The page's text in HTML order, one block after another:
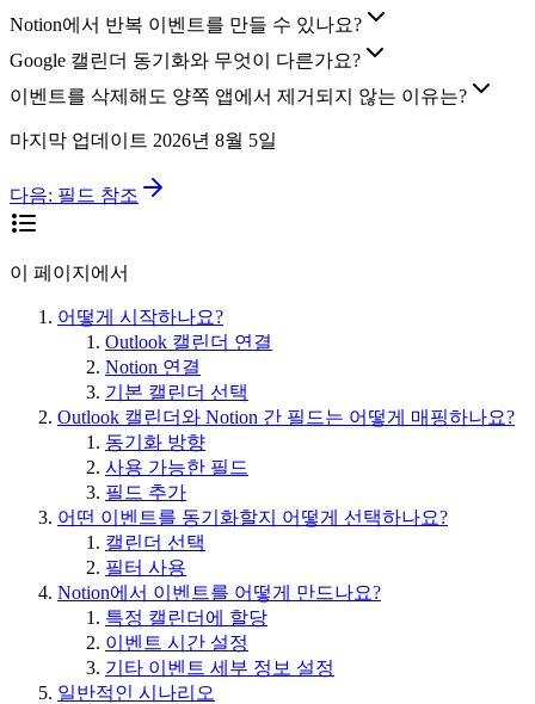
Notion에서 반복 이벤트를 만들 수 있나요?
Google 캘린더 동기화와 무엇이 다른가요?
이벤트를 삭제해도 양쪽 앱에서 제거되지 않는 이유는?
마지막 업데이트 2026년 8월 5일
다음: 필드 참조
이 페이지에서
어떻게 시작하나요?
Outlook 캘린더 연결
Notion 연결
기본 캘린더 선택
Outlook 캘린더와 Notion 간 필드는 어떻게 매핑하나요?
동기화 방향
사용 가능한 필드
필드 추가
어떤 이벤트를 동기화할지 어떻게 선택하나요?
캘린더 선택
필터 사용
Notion에서 이벤트를 어떻게 만드나요?
특정 캘린더에 할당
이벤트 시간 설정
기타 이벤트 세부 정보 설정
일반적인 시나리오